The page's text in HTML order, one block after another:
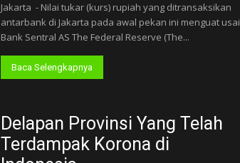
Jakarta - Nilai tukar (kurs) rupiah yang ditransaksikan
antarbank di Jakarta pada awal pekan ini menguat usai
Bank Sentral AS The Federal Reserve (The...
Baca Selengkapnya
Delapan Provinsi Yang Telah
Terdampak Korona di